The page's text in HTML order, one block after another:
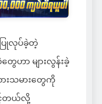
ြုလုပ်ခဲ့တဲ့
ေဟာ များလွန်းခဲ့
းသမားတွေကို
င့်တယ်လို့